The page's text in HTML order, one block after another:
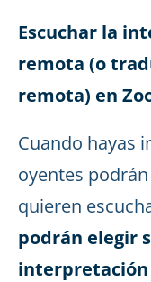
Escuchar la
remota (o
remota) en
Cuando hayas
oyentes
quieren
podrán elegir
interpretación